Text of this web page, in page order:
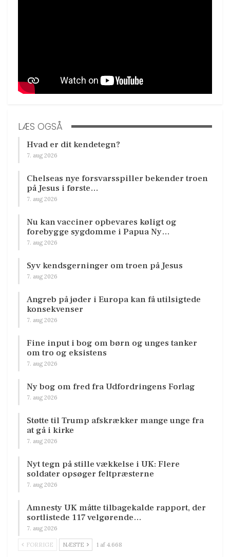
LÆS OGSÅ
Hvad er dit kendetegn?
7. aug 2026
Chelseas nye forsvarsspiller bekender troen
på Jesus i første…
7. aug 2026
Nu kan vacciner opbevares køligt og
forebygge sygdomme i Papua Ny…
7. aug 2026
Syv kendsgerninger om troen på Jesus
7. aug 2026
Angreb på jøder i Europa kan få utilsigtede
konsekvenser
7. aug 2026
Fine input i bog om børn og unges tanker
om tro og eksistens
7. aug 2026
Ny bog om fred fra Udfordringens Forlag
7. aug 2026
Støtte til Trump afskrækker mange unge fra
at gå i kirke
7. aug 2026
Nyt tegn på stille vækkelse i UK: Flere
soldater opsøger feltpræsterne
7. aug 2026
Amnesty UK måtte tilbagekalde rapport, der
sortlistede 117 velgørende…
7. aug 2026
FORRIGE NÆSTE 1 af 4.668